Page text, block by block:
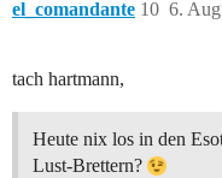
el_comandante 6.
10
tach hartmann,
Heute nix los in den
Lust-Brettern?